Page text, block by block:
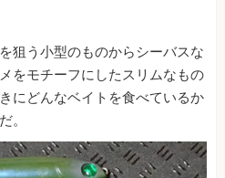
狙う小型のものからシーバスな
をモチーフにしたスリムなもの
にどんなベイトを食べているか
。